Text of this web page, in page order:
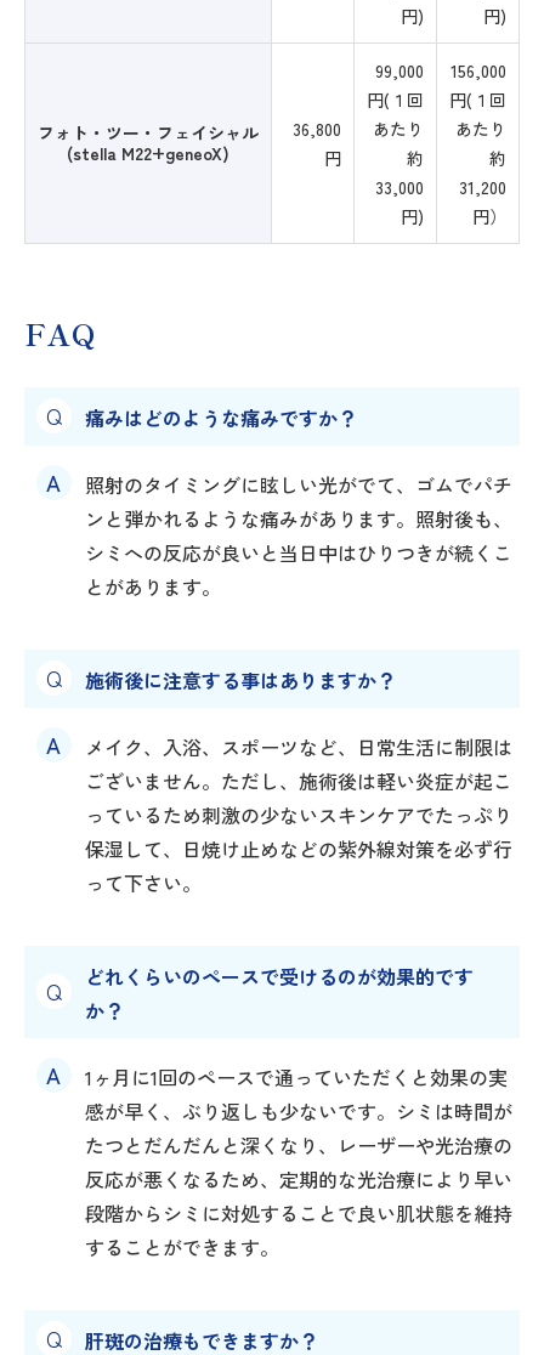
円)
円)
フォト・ツー・フェイシャル
(stella M22+geneoX)
36,800
円
99,000
円(１回
あたり
約
33,000
円)
156,000
円(１回
あたり
約
31,200
円）
FAQ
痛みはどのような痛みですか？
照射のタイミングに眩しい光がでて、ゴムでパチ
ンと弾かれるような痛みがあります。照射後も、
シミへの反応が良いと当日中はひりつきが続くこ
とがあります。
施術後に注意する事はありますか？
メイク、入浴、スポーツなど、日常生活に制限は
ございません。ただし、施術後は軽い炎症が起こ
っているため刺激の少ないスキンケアでたっぷり
保湿して、日焼け止めなどの紫外線対策を必ず行
って下さい。
どれくらいのペースで受けるのが効果的です
か？
1ヶ月に1回のペースで通っていただくと効果の実
感が早く、ぶり返しも少ないです。シミは時間が
たつとだんだんと深くなり、レーザーや光治療の
反応が悪くなるため、定期的な光治療により早い
段階からシミに対処することで良い肌状態を維持
することができます。
肝斑の治療もできますか？